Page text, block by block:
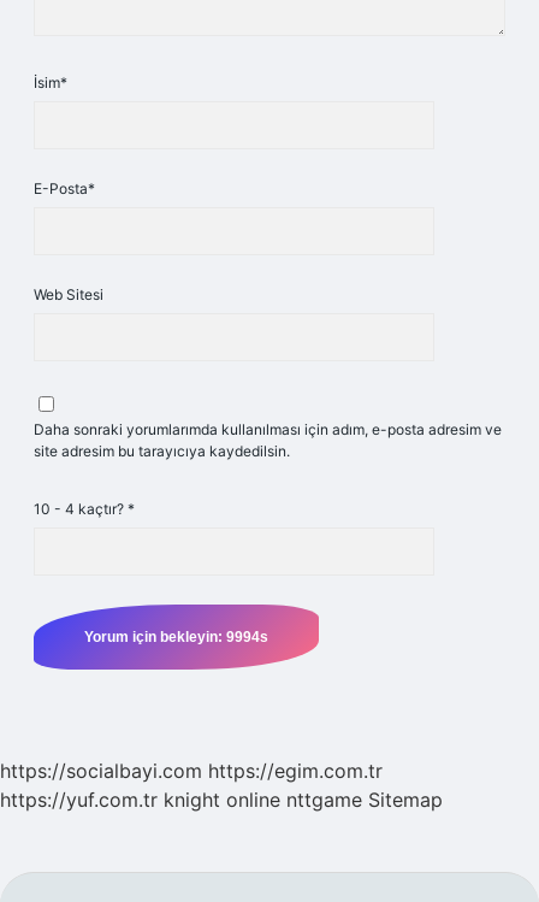
İsim*
E-Posta*
Web Sitesi
Daha sonraki yorumlarımda kullanılması için adım, e-posta adresim ve
site adresim bu tarayıcıya kaydedilsin.
10 - 4 kaçtır? *
https://socialbayi.com https://egim.com.tr
https://yuf.com.tr knight online nttgame Sitemap